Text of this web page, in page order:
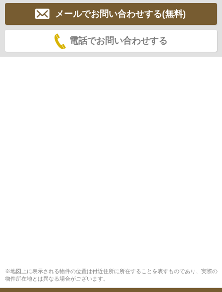
メールでお問い合わせする(無料)
電話でお問い合わせする
※地図上に表示される物件の位置は付近住所に所在することを表すものであり、実際の
物件所在地とは異なる場合がございます。